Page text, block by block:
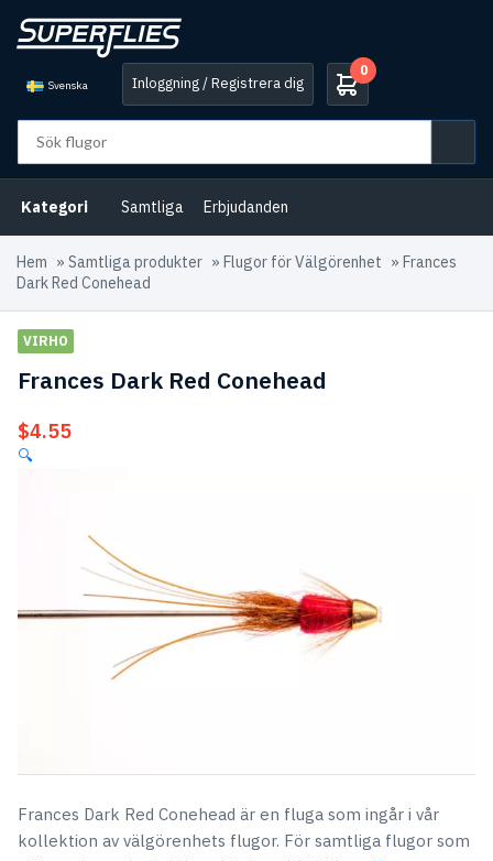
Svenska Inloggning / Registrera dig
0
Kategori Samtliga Erbjudanden
Hem » Samtliga produkter » Flugor för Välgörenhet » Frances
Dark Red Conehead
VIRHO
Frances Dark Red Conehead
$4.55
🔍
Frances Dark Red Conehead är en fluga som ingår i vår
kollektion av välgörenhets flugor. För samtliga flugor som